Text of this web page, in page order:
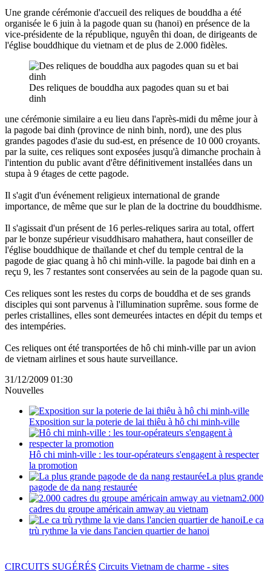
Une grande cérémonie d'accueil des reliques de bouddha a été
organisée le 6 juin à la pagode quan su (hanoi) en présence de la
vice-présidente de la république, nguyên thi doan, de dirigeants de
l'église bouddhique du vietnam et de plus de 2.000 fidèles.
Des reliques de bouddha aux pagodes quan su et bai
dinh
une cérémonie similaire a eu lieu dans l'après-midi du même jour à
la pagode bai dinh (province de ninh binh, nord), une des plus
grandes pagodes d'asie du sud-est, en présence de 10 000 croyants.
par la suite, ces reliques sont exposées jusqu'à dimanche prochain à
l'intention du public avant d'être définitivement installées dans un
stupa à 9 étages de cette pagode.
Il s'agit d'un événement religieux international de grande
importance, de même que sur le plan de la doctrine du bouddhisme.
Il s'agissait d'un présent de 16 perles-reliques sarira au total, offert
par le bonze supérieur visuddhisaro mahathera, haut conseiller de
l'église bouddhique de thaïlande et chef du temple central de la
pagode de giac quang à hô chi minh-ville. la pagode bai dinh en a
reçu 9, les 7 restantes sont conservées au sein de la pagode quan su.
Ces reliques sont les restes du corps de bouddha et de ses grands
disciples qui sont parvenus à l'illumination suprême. sous forme de
perles cristallines, elles sont demeurées intactes en dépit du temps et
des intempéries.
Ces reliques ont été transportées de hô chi minh-ville par un avion
de vietnam airlines et sous haute surveillance.
31/12/2009 01:30
Nouvelles
Exposition sur la poterie de lai thiêu à hô chi minh-ville
Hô chi minh-ville : les tour-opérateurs s'engagent à respecter
la promotion
La plus grande
pagode de da nang restaurée
2.000
cadres du groupe américain amway au vietnam
Le ca
trù rythme la vie dans l'ancien quartier de hanoi
CIRCUITS SUGÉRÉS Circuits Vietnam de charme - sites